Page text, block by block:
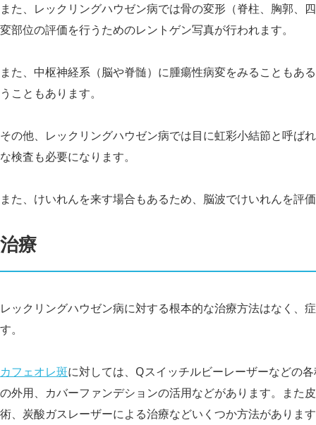
また、レックリングハウゼン病では骨の変形（脊柱、胸郭、
変部位の評価を行うためのレントゲン写真が行われます。
また、中枢神経系（脳や脊髄）に腫瘍性病変をみることもあ
うこともあります。
その他、レックリングハウゼン病では目に虹彩小結節と呼ば
な検査も必要になります。
また、けいれんを来す場合もあるため、脳波でけいれんを評
治療
レックリングハウゼン病に対する根本的な治療方法はなく、
す。
カフェオレ斑に対しては、Qスイッチルビーレーザーなどの
の外用、カバーファンデションの活用などがあります。また
術、炭酸ガスレーザーによる治療などいくつか方法がありま